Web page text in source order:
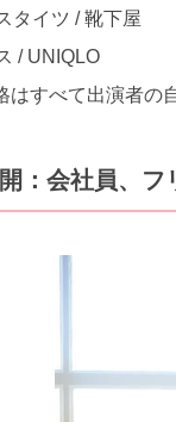
タイツ / 靴下屋
/ UNIQLO
すべて出演者の
：会社員、フ